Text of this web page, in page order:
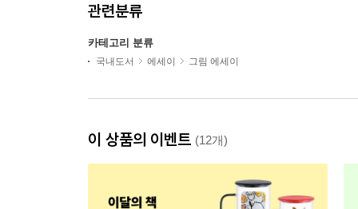
관련분류
카테고리 분류
국내도서 에세이 그림 에세이
이 상품의 이벤트 (12개)